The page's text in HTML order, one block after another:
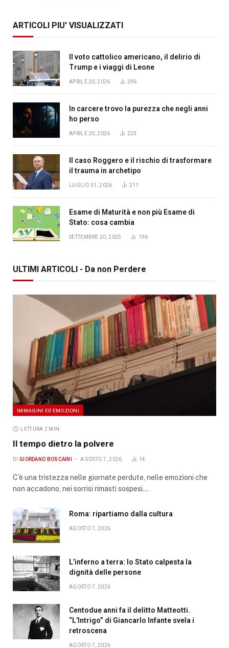
ARTICOLI PIU' VISUALIZZATI
Il voto cattolico americano, il delirio di
Trump e i viaggi di Leone
APRILE 20, 2026 296
In carcere trovo la purezza che negli anni
ho perso
APRILE 20, 2026 223
Il caso Roggero e il rischio di trasformare
il trauma in archetipo
LUGLIO 31, 2026 211
Esame di Maturità e non più Esame di
Stato: cosa cambia
SETTEMBRE 20, 2025 196
ULTIMI ARTICOLI - Da non Perdere
IMMAGINI ED EMOZIONI
LETTURA 2 MIN.
Il tempo dietro la polvere
DI GIORDANO BOSCAINI AGOSTO 7, 2026 14
C’è una tristezza nelle giornate perdute, nelle emozioni che
non accadono, nei sorrisi rimasti sospesi…
Roma: ripartiamo dalla cultura
AGOSTO 7, 2026
L’inferno a terra: lo Stato calpesta la
dignità delle persone
AGOSTO 7, 2026
Centodue anni fa il delitto Matteotti.
“L’Intrigo” di Giancarlo Infante svela i
retroscena
AGOSTO 7, 2026